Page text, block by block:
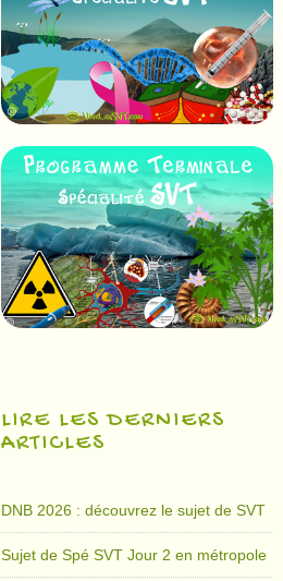
LIRE LES DERNIERS
ARTICLES
DNB 2026 : découvrez le sujet de SVT
Sujet de Spé SVT Jour 2 en métropole